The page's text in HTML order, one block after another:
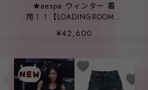
★aespa ウィンター 着
用！！【LOADINGROOM】
SPOILED ZIP UP
¥42,600